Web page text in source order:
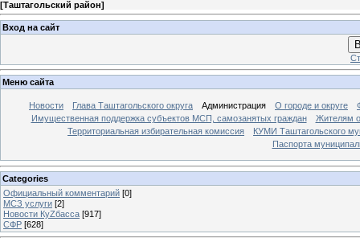
[Таштагольский район]
Вход на сайт
Меню сайта
Новости Глава Таштагольского округа Администрация О городе и округе
Имущественная поддержка субъектов МСП, самозанятых граждан
Жителям
Территориальная избирательная комиссия
КУМИ Таштагольского
Паспорта
Categories
Официальный комментарий [0]
МСЗ услуги [2]
Новости КуZбасса [917]
СФР [628]